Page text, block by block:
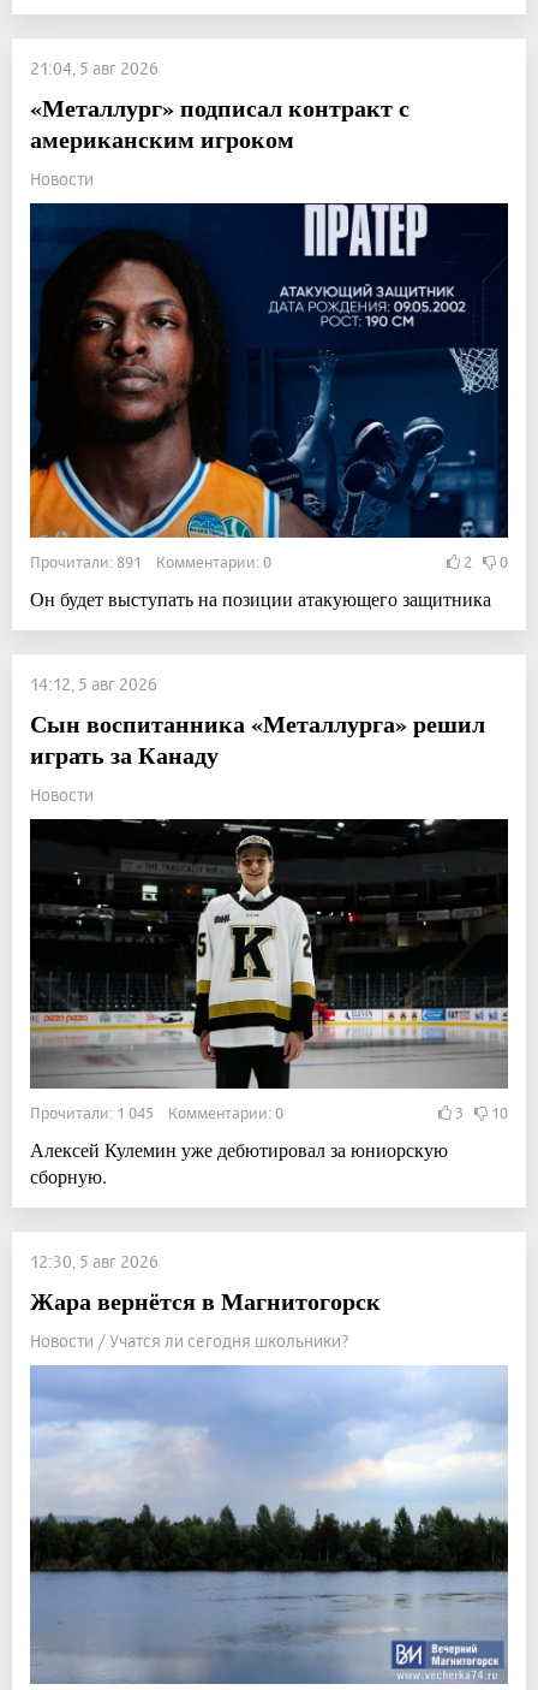
21:04, 5 авг 2026
«Металлург» подписал контракт с
американским игроком
Новости
Прочитали: 891 Комментарии: 0 2 0
Он будет выступать на позиции атакующего защитника
14:12, 5 авг 2026
Сын воспитанника «Металлурга» решил
играть за Канаду
Новости
Прочитали: 1 045 Комментарии: 0 3 10
Алексей Кулемин уже дебютировал за юниорскую
сборную.
12:30, 5 авг 2026
Жара вернётся в Магнитогорск
Новости / Учатся ли сегодня школьники?